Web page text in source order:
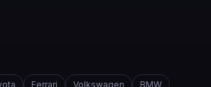
Ferrari Volkswagen
BMW